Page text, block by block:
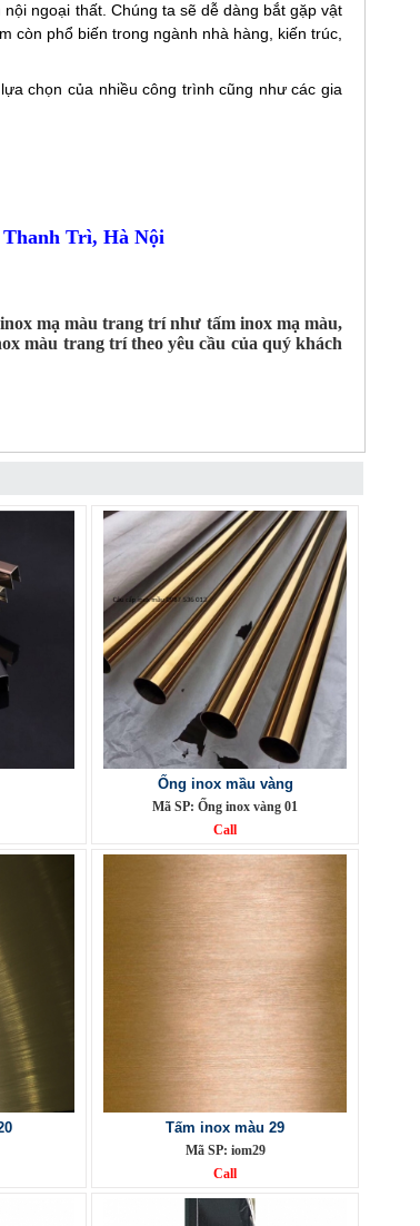
ngoại thất. Chúng ta sẽ dễ dàng bắt gặp vật
còn phổ biến trong ngành nhà hàng, kiến trúc,
chọn của nhiều công trình cũng như các gia
Trì, Hà Nội
mạ màu trang trí như tấm inox mạ màu,
màu trang trí theo yêu cầu của quý khách
Ống inox mầu vàng
Mã SP: Ống inox vàng 01
Call
Tấm inox màu 29
Mã SP: iom29
Call